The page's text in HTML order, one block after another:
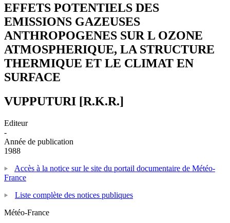
EFFETS POTENTIELS DES
EMISSIONS GAZEUSES
ANTHROPOGENES SUR L OZONE
ATMOSPHERIQUE, LA STRUCTURE
THERMIQUE ET LE CLIMAT EN
SURFACE
VUPPUTURI [R.K.R.]
Editeur
-
Année de publication
1988
Accès à la notice sur le site du portail documentaire de Météo-
France
Liste complète des notices publiques
Météo-France